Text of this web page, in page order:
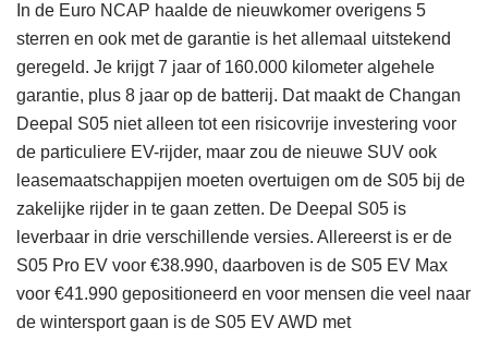
In de Euro NCAP haalde de nieuwkomer overigens 5
sterren en ook met de garantie is het allemaal uitstekend
geregeld. Je krijgt 7 jaar of 160.000 kilometer algehele
garantie, plus 8 jaar op de batterij. Dat maakt de Changan
Deepal S05 niet alleen tot een risicovrije investering voor
de particuliere EV-rijder, maar zou de nieuwe SUV ook
leasemaatschappijen moeten overtuigen om de S05 bij de
zakelijke rijder in te gaan zetten. De Deepal S05 is
leverbaar in drie verschillende versies. Allereerst is er de
S05 Pro EV voor €38.990, daarboven is de S05 EV Max
voor €41.990 gepositioneerd en voor mensen die veel naar
de wintersport gaan is de S05 EV AWD met